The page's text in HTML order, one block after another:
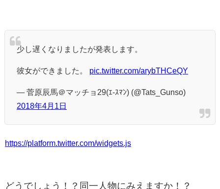
少し遅くなりましたが発表します。
彼女ができました。 pic.twitter.com/arybTHCeQY
— 菅原辰馬＠マッチョ29(ｴ-ｽﾏﾝ) (@Tats_Gunso)
2018年4月1日
https://platform.twitter.com/widgets.js
どうでしょう！？同一人物にみえますか！？